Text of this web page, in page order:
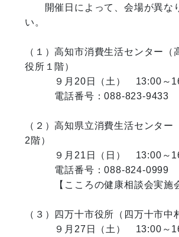
開催日によって、会場が異な
い。
（１）高知市消費生活センター
役所１階）
９月20日（土）　13:00～
電話番号：088-823-9433
（２）高知県立消費生活センタ
2階）
９月21日（日）　13:00～
電話番号：088-824-0999
【こころの健康相談会実施会
（３）四万十市役所（四万十市
９月27日（土）　13:00～